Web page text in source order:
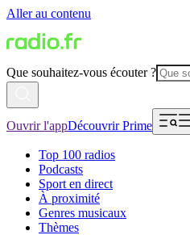
Aller au contenu
Que souhaitez-vous écouter ?
Ouvrir l'appDécouvrir Prime
Top 100 radios
Podcasts
Sport en direct
À proximité
Genres musicaux
Thèmes